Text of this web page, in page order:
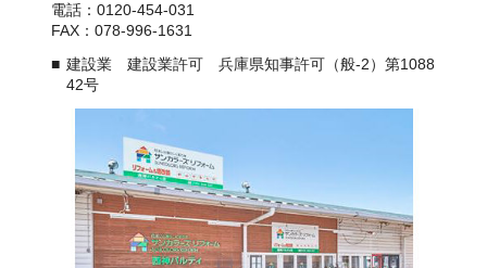
電話：0120-454-031
FAX：078-996-1631
建設業 建設業許可 兵庫県知事許可（般-2）第1088
42号